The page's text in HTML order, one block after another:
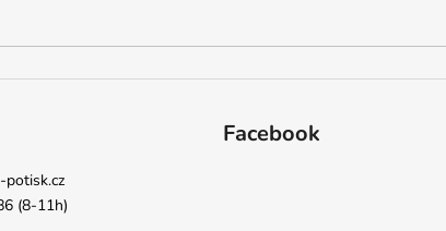
potisk.cz
(8-11h)
Facebook